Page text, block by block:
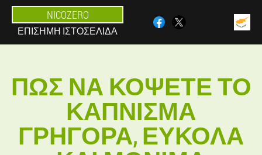
NICOZERO
ΕΠΊΣΗΜΗ ΙΣΤΟΣΕΛΊΔΑ
ΠΏΣ ΝΑ ΚΌΨΕΤΕ ΤΟ
ΚΆΠΝΙΣΜΑ
ΓΡΉΓΟΡΑ, ΕΎΚΟΛΑ